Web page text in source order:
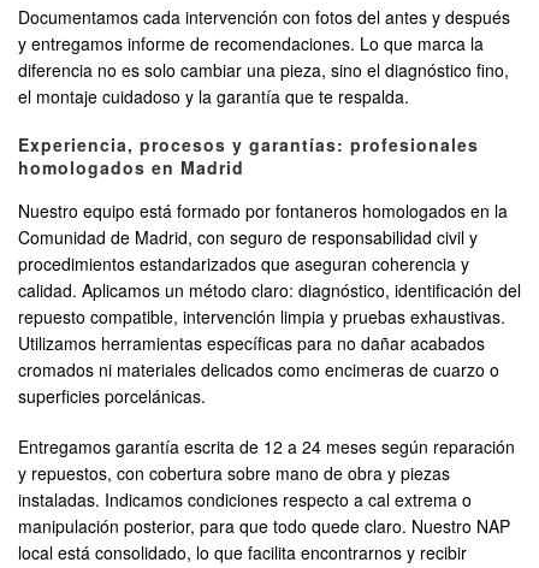
Documentamos cada intervención con fotos del antes y después
y entregamos informe de recomendaciones. Lo que marca la
diferencia no es solo cambiar una pieza, sino el diagnóstico fino,
el montaje cuidadoso y la garantía que te respalda.
Experiencia, procesos y garantías: profesionales
homologados en Madrid
Nuestro equipo está formado por fontaneros homologados en la
Comunidad de Madrid, con seguro de responsabilidad civil y
procedimientos estandarizados que aseguran coherencia y
calidad. Aplicamos un método claro: diagnóstico, identificación del
repuesto compatible, intervención limpia y pruebas exhaustivas.
Utilizamos herramientas específicas para no dañar acabados
cromados ni materiales delicados como encimeras de cuarzo o
superficies porcelánicas.
Entregamos garantía escrita de 12 a 24 meses según reparación
y repuestos, con cobertura sobre mano de obra y piezas
instaladas. Indicamos condiciones respecto a cal extrema o
manipulación posterior, para que todo quede claro. Nuestro NAP
local está consolidado, lo que facilita encontrarnos y recibir